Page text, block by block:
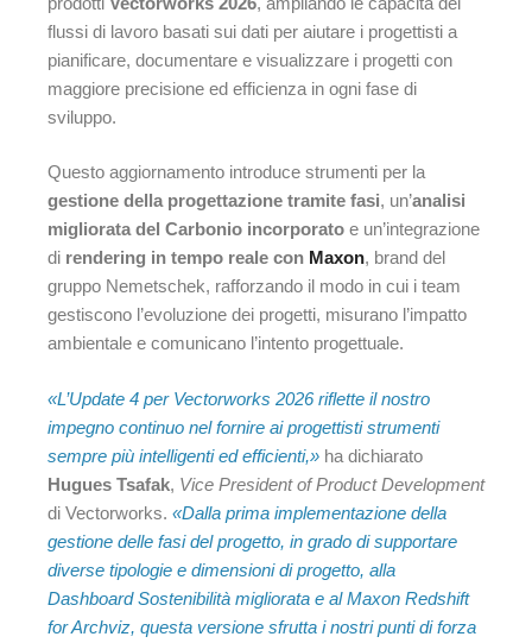
flussi di lavoro basati sui dati per aiutare i progettisti a
pianificare, documentare e visualizzare i progetti con
maggiore precisione ed efficienza in ogni fase di
sviluppo.
Questo aggiornamento introduce strumenti per la
gestione della progettazione tramite fasi, un’analisi
migliorata del Carbonio incorporato e un’integrazione
di rendering in tempo reale con Maxon, brand del
gruppo Nemetschek, rafforzando il modo in cui i team
gestiscono l’evoluzione dei progetti, misurano l’impatto
ambientale e comunicano l’intento progettuale.
«L’Update 4 per Vectorworks 2026 riflette il nostro
impegno continuo nel fornire ai progettisti strumenti
sempre più intelligenti ed efficienti,» ha dichiarato
Hugues Tsafak, Vice President of Product Development
di Vectorworks. «Dalla prima implementazione della
gestione delle fasi del progetto, in grado di supportare
diverse tipologie e dimensioni di progetto, alla
Dashboard Sostenibilità migliorata e al Maxon Redshift
for Archviz, questa versione sfrutta i nostri punti di forza